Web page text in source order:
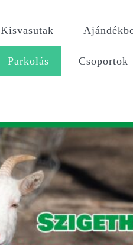
Kisvasutak
Parkolás Csoportok